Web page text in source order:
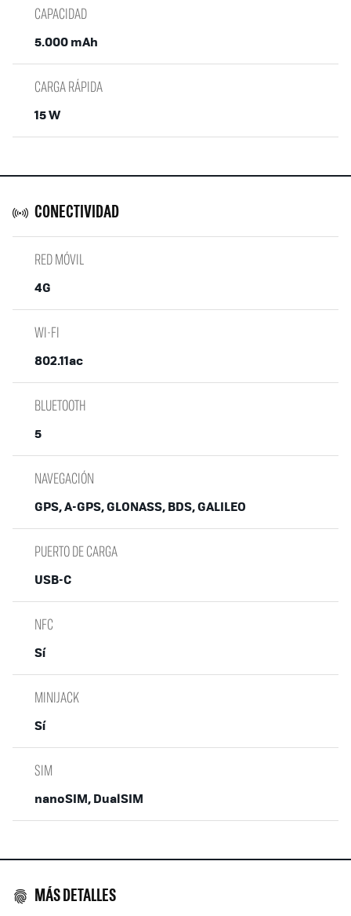
CAPACIDAD
5.000 mAh
CARGA RÁPIDA
15 W
CONECTIVIDAD
RED MÓVIL
4G
WI-FI
802.11ac
BLUETOOTH
5
NAVEGACIÓN
GPS, A-GPS, GLONASS, BDS, GALILEO
PUERTO DE CARGA
USB-C
NFC
Sí
MINIJACK
Sí
SIM
nanoSIM, DualSIM
MÁS DETALLES